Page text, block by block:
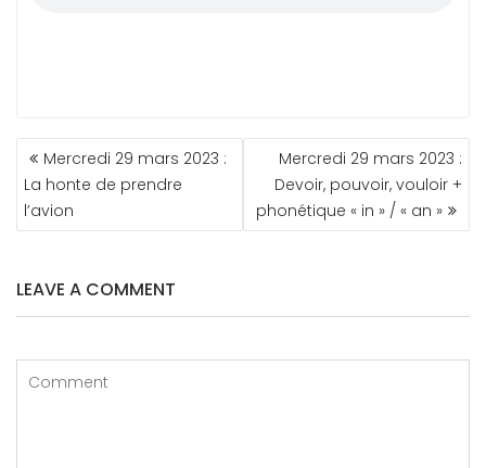
NAVIGATION
DE
L’ARTICLE
Mercredi 29 mars 2023 :
La honte de prendre
l’avion
Mercredi 29 mars 2023 :
Devoir, pouvoir, vouloir +
phonétique « in » / « an »
LEAVE A COMMENT